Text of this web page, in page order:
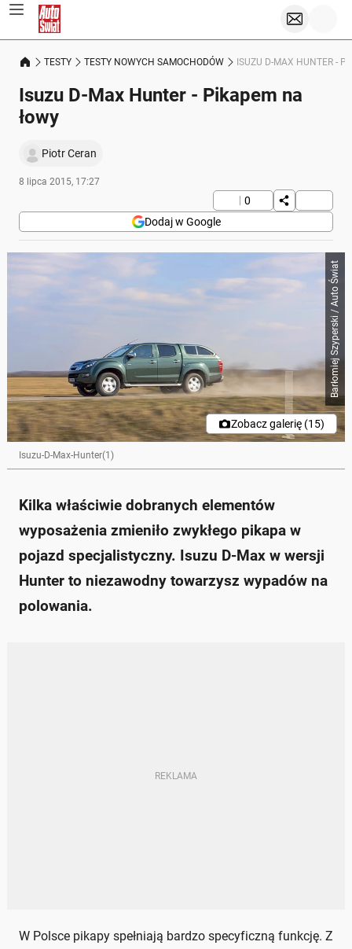
TESTY TESTY NOWYCH SAMOCHODÓW ISUZU D-MAX HUNTER -
Isuzu D-Max Hunter - Pikapem na
łowy
Piotr Ceran
8 lipca 2015, 17:27
0
Dodaj w Google
Barłomiej Szyperski / Auto Świat
Zobacz galerię (15)
Isuzu-D-Max-Hunter(1)
Kilka właściwie dobranych elementów
wyposażenia zmieniło zwykłego pikapa w
pojazd specjalistyczny. Isuzu D-Max w wersji
Hunter to niezawodny towarzysz wypadów na
polowania.
W Polsce pikapy spełniają bardzo specyficzną funkcję. Z